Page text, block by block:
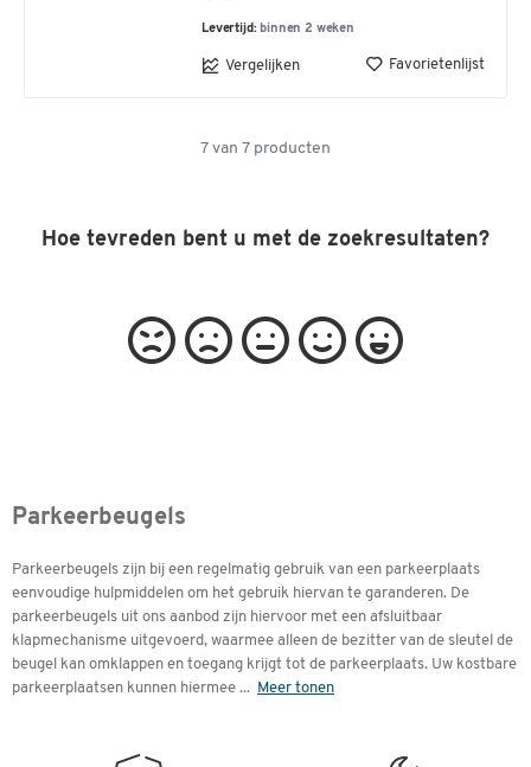
Levertijd: binnen 2 weken
Vergelijken Favorietenlijst
7 van 7 producten
Hoe tevreden bent u met de zoekresultaten?
Parkeerbeugels
Parkeerbeugels zijn bij een regelmatig gebruik van een parkeerplaats
eenvoudige hulpmiddelen om het gebruik hiervan te garanderen. De
parkeerbeugels uit ons aanbod zijn hiervoor met een afsluitbaar
klapmechanisme uitgevoerd, waarmee alleen de bezitter van de sleutel de
beugel kan omklappen en toegang krijgt tot de parkeerplaats. Uw kostbare
parkeerplaatsen kunnen hiermee ... Meer tonen